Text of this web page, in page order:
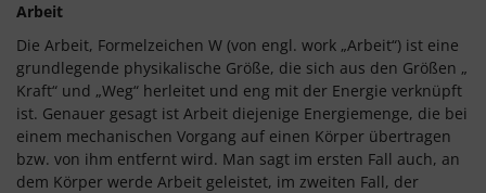
Arbeit
Die Arbeit, Formelzeichen W (von engl. work „Arbeit“) ist eine
grundlegende physikalische Größe, die sich aus den Größen „
Kraft“ und „Weg“ herleitet und eng mit der Energie verknüpft
ist. Genauer gesagt ist Arbeit diejenige Energiemenge, die bei
einem mechanischen Vorgang auf einen Körper übertragen
bzw. von ihm entfernt wird. Man sagt im ersten Fall auch, an
dem Körper werde Arbeit geleistet, im zweiten Fall, der